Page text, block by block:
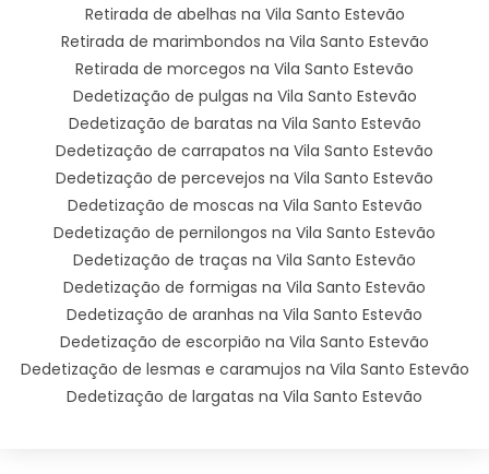
Retirada de abelhas na Vila Santo Estevão
Retirada de marimbondos na Vila Santo Estevão
Retirada de morcegos na Vila Santo Estevão
Dedetização de pulgas na Vila Santo Estevão
Dedetização de baratas na Vila Santo Estevão
Dedetização de carrapatos na Vila Santo Estevão
Dedetização de percevejos na Vila Santo Estevão
Dedetização de moscas na Vila Santo Estevão
Dedetização de pernilongos na Vila Santo Estevão
Dedetização de traças na Vila Santo Estevão
Dedetização de formigas na Vila Santo Estevão
Dedetização de aranhas na Vila Santo Estevão
Dedetização de escorpião na Vila Santo Estevão
Dedetização de lesmas e caramujos na Vila Santo Estevão
Dedetização de largatas na Vila Santo Estevão